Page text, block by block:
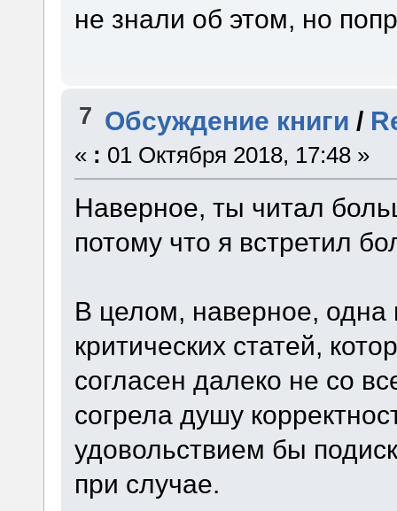
не знали об этом, но
7 Обсуждение книги /
« : 01 Октября 2018, 17:48 »
Наверное, ты читал
потому что я встретил
В целом, наверное, одна
критических статей,
согласен далеко не со
согрела душу
удовольствием бы
при случае.